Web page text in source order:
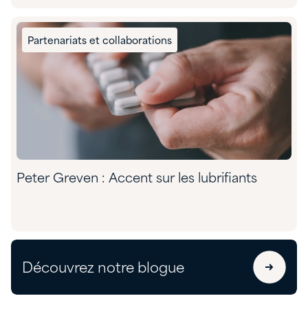
Partenariats et collaborations
Peter Greven : Accent sur les lubrifiants
Découvrez notre blogue